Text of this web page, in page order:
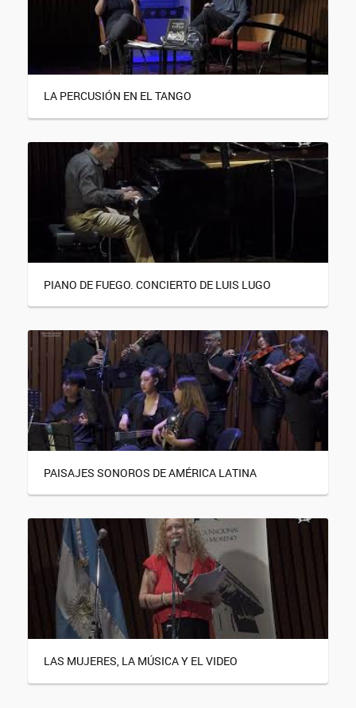
LA PERCUSIÓN EN EL TANGO
PIANO DE FUEGO. CONCIERTO DE LUIS LUGO
PAISAJES SONOROS DE AMÉRICA LATINA
LAS MUJERES, LA MÚSICA Y EL VIDEO